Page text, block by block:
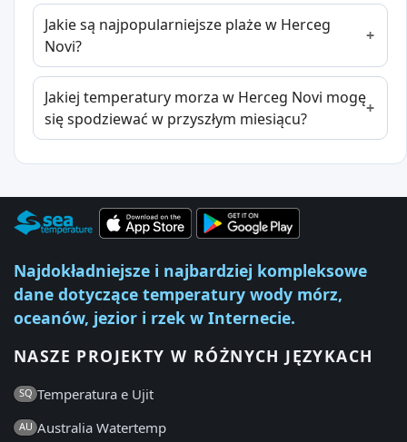
Jakie są najpopularniejsze plaże w Herceg
Novi?
Jakiej temperatury morza w Herceg Novi mogę
się spodziewać w przyszłym miesiącu?
Najdokładniejsze i najbardziej kompleksowe
dane dotyczące temperatury wody mórz,
oceanów, jezior i rzek w Internecie.
NASZE PROJEKTY W RÓŻNYCH JĘZYKACH
SQ Temperatura e Ujit
AU Australia Watertemp